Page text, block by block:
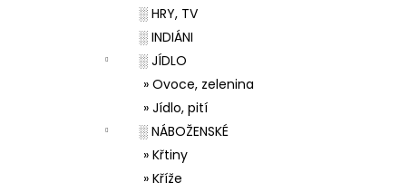
░ HRY, TV
░ INDIÁNI
░ JÍDLO
» Ovoce, zelenina
» Jídlo, pití
░ NÁBOŽENSKÉ
» Křtiny
» Kříže